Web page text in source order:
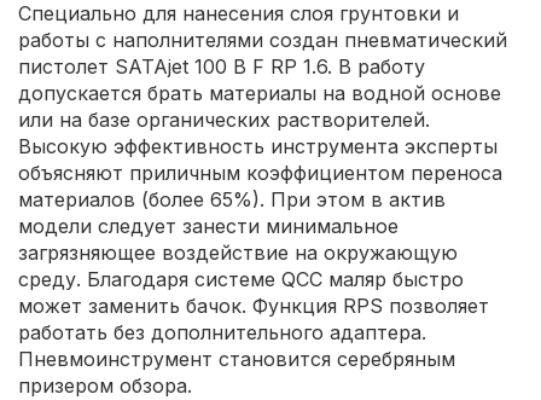
Специально для нанесения слоя грунтовки и
работы с наполнителями создан пневматический
пистолет SATAjet 100 B F RP 1.6. В работу
допускается брать материалы на водной основе
или на базе органических растворителей.
Высокую эффективность инструмента эксперты
объясняют приличным коэффициентом переноса
материалов (более 65%). При этом в актив
модели следует занести минимальное
загрязняющее воздействие на окружающую
среду. Благодаря системе QCC маляр быстро
может заменить бачок. Функция RPS позволяет
работать без дополнительного адаптера.
Пневмоинструмент становится серебряным
призером обзора.